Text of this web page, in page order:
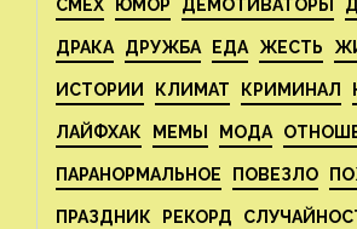
СМЕХ ЮМОР ДЕМОТИВАТОРЫ
ДРАКА ДРУЖБА ЕДА ЖЕСТЬ
ИСТОРИИ КЛИМАТ КРИМИНАЛ
ЛАЙФХАК МЕМЫ МОДА
ПАРАНОРМАЛЬНОЕ ПОВЕЗЛО
ПРАЗДНИК РЕКОРД